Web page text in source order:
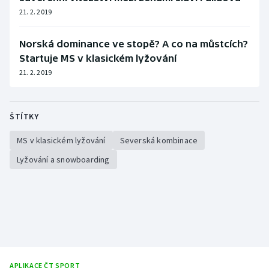
21. 2. 2019
Norská dominance ve stopě? A co na můstcích?
Startuje MS v klasickém lyžování
21. 2. 2019
ŠTÍTKY
MS v klasickém lyžování
Severská kombinace
Lyžování a snowboarding
APLIKACE ČT SPORT